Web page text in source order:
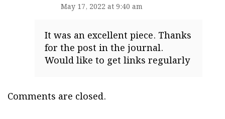
May 17, 2022 at 9:40 am
It was an excellent piece. Thanks
for the post in the journal.
Would like to get links regularly
Comments are closed.